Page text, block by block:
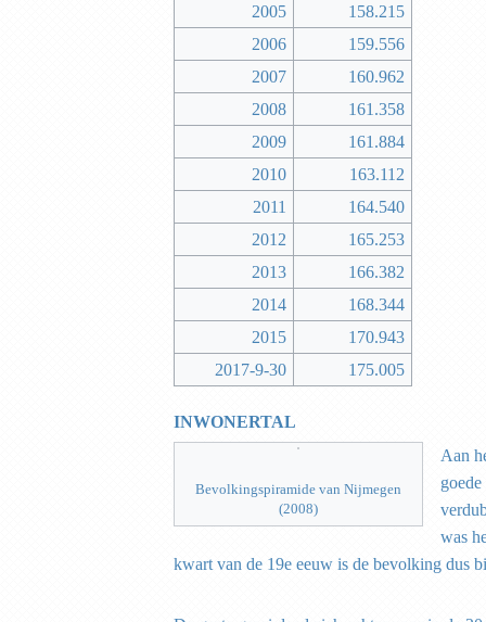
2005
158.215
2006
159.556
2007
160.962
2008
161.358
2009
161.884
2010
163.112
2011
164.540
2012
165.253
2013
166.382
2014
168.344
2015
170.943
2017-9-30
175.005
INWONERTAL
Bevolkingspiramide van Nijmegen
(2008)
Aan
was
kwart van de 19e eeuw is de bevolking dus